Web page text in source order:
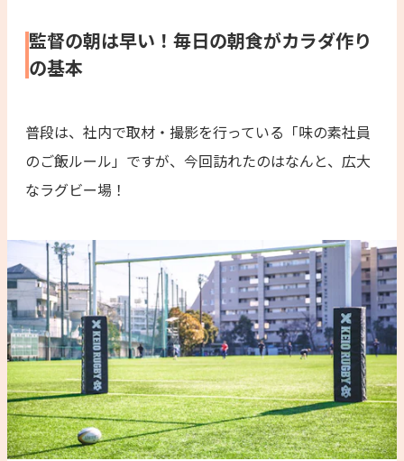
監督の朝は早い！毎日の朝食がカラダ作り
の基本
普段は、社内で取材・撮影を行っている「味の素社員
のご飯ルール」ですが、今回訪れたのはなんと、広大
なラグビー場！